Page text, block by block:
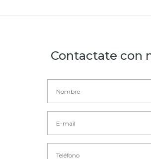
Contactate con